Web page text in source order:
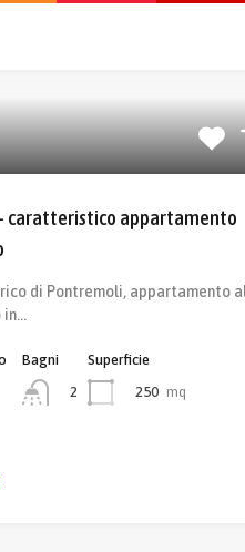
caratteristico appartamento
di Pontremoli, appartamento
in…
Bagni
2
Superficie
250 mq